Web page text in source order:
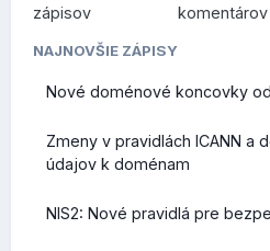
zápisov komentárov
NAJNOVŠIE ZÁPISY
Nové doménové koncovky
Zmeny v pravidlách ICANN a
údajov k doménam
NIS2: Nové pravidlá pre